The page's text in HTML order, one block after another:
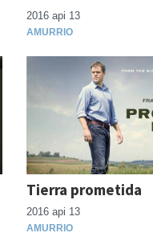
2016 api 13
AMURRIO
Tierra prometida
2016 api 13
AMURRIO